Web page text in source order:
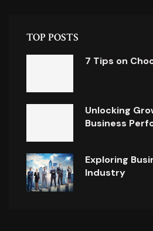
TOP POSTS
7 Tips on
Unlocking
Business
Exploring
Industry